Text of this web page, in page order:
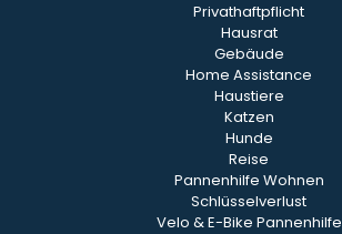
Privathaftpflicht
Hausrat
Gebäude
Home Assistance
Haustiere
Katzen
Hunde
Reise
Pannenhilfe Wohnen
Schlüsselverlust
Velo & E-Bike Pannenhilfe